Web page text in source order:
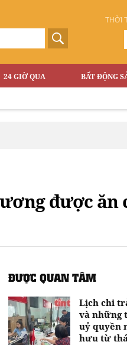
THỜI
24 GIỜ QUA BẤT ĐỘNG
được ăn
ĐƯỢC QUAN TÂM
Lịch chi
và những
uỷ quyền
hưu từ